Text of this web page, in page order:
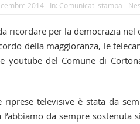
2014 In: Comunicati stampa
ricordare per la democrazia
della maggioranza, le
youtube del Comune di
riprese televisive è stata da
da sempre